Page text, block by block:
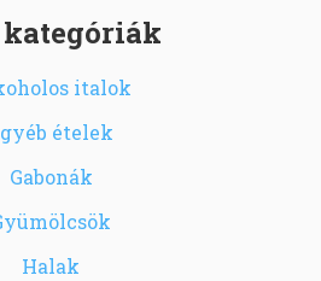
italok
ételek
Gabonák
Halak